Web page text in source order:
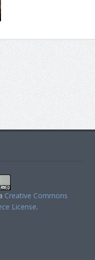
Creative Commons
License.